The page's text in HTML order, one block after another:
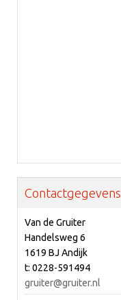
Contactgegevens
Van de Gruiter
Handelsweg 6
1619 BJ Andijk
t: 0228-591494
gruiter@gruiter.nl